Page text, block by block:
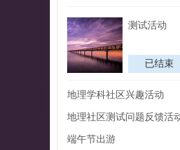
测试活动
已结束
地理学科社区兴趣活动
地理社区测试问题反馈活
端午节出游